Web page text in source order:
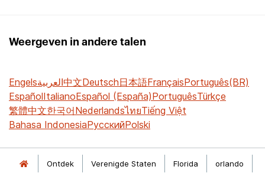
Weergeven in andere talen
Engelsالعربية中文Deutsch日本語FrançaisPortuguês(BR)
EspañolItalianoEspañol (España)PortuguêsTürkçe
繁體中文한국어NederlandsไทยTiếng Việt
Bahasa IndonesiaРусскийPolski
Ontdek Verenigde Staten Florida
orlando